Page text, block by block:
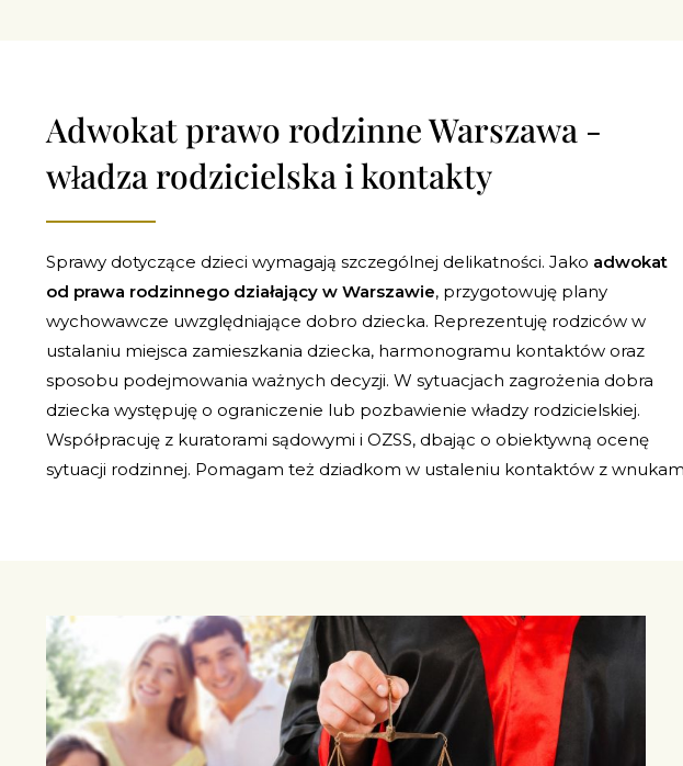
Adwokat prawo rodzinne Warszawa -
władza rodzicielska i kontakty
Sprawy dotyczące dzieci wymagają szczególnej delikatności. Jako adwokat
od prawa rodzinnego działający w Warszawie, przygotowuję plany
wychowawcze uwzględniające dobro dziecka. Reprezentuję rodziców w
ustalaniu miejsca zamieszkania dziecka, harmonogramu kontaktów oraz
sposobu podejmowania ważnych decyzji. W sytuacjach zagrożenia dobra
dziecka występuję o ograniczenie lub pozbawienie władzy rodzicielskiej.
Współpracuję z kuratorami sądowymi i OZSS, dbając o obiektywną ocenę
sytuacji rodzinnej. Pomagam też dziadkom w ustaleniu kontaktów z